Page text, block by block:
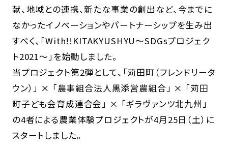
献、地域との連携、新たな事業の創出など、今までに
なかったイノベーションやパートナーシップを生み出
すべく、「With!!KITAKYUSHYU～SDGsプロジェク
ト2021～」を始動しました。
当プロジェクト第2弾として、「苅田町（フレンドリータ
ウン）」 × 「農事組合法人黒添営農組合」 × 「苅田
町子ども会育成連合会」 × 「ギラヴァンツ北九州」
の4者による農業体験プロジェクトが4月25日（土）に
スタートしました。